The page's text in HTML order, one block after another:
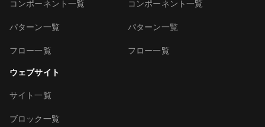
コンポーネント一覧
パターン一覧
フロー一覧
コンポーネント一覧
パターン一覧
フロー一覧
ウェブサイト
サイト一覧
ブロック一覧